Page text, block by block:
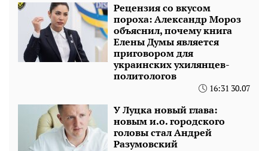
Рецензия со вкусом
пороха: Александр Мороз
объяснил, почему книга
Елены Думы является
приговором для
украинских ухилянцев-
политологов
16:31 30.07
У Луцка новый глава:
новым и.о. городского
головы стал Андрей
Разумовский